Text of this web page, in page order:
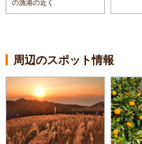
の漁港の近く
周辺のスポット情報